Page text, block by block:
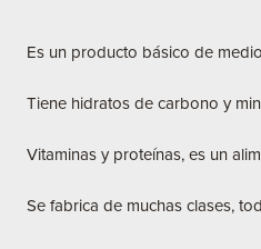
Es un producto básico de
Tiene hidratos de carbono y
Vitaminas y proteínas, es un
Se fabrica de muchas clases,